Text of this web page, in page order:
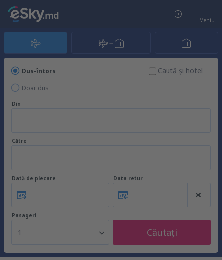
Meniu
Dus-întors
Doar dus
Caută şi hotel
Din
Către
Dată de plecare Data retur
Pasageri
1 Căutați